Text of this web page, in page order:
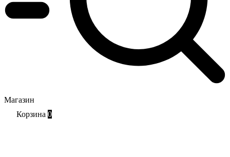
Магазин
Корзина 0